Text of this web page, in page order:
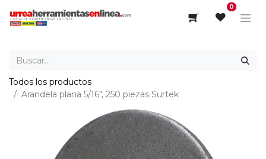
0
Todos los productos
Arandela plana 5/16", 250 piezas Surtek